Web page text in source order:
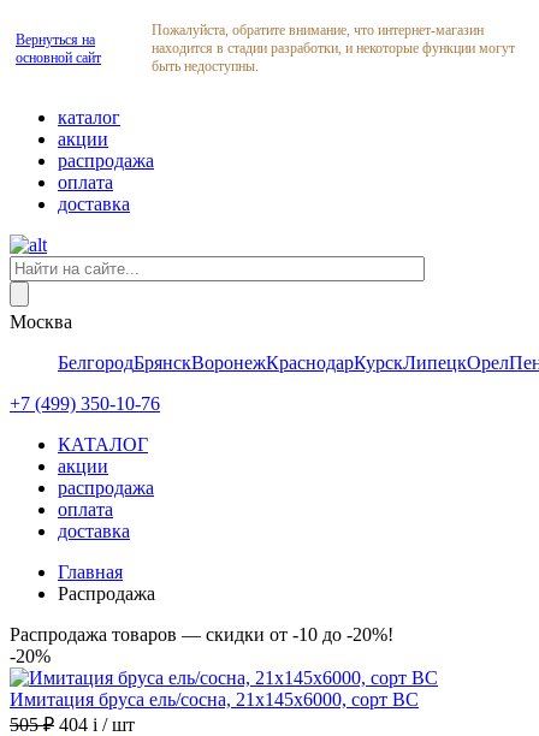
Вернуться на
основной сайт
Пожалуйста, обратите внимание, что интернет-магазин
находится в стадии разработки, и некоторые функции могут
быть недоступны.
каталог
акции
распродажа
оплата
доставка
Москва
БелгородБрянскВоронежКраснодарКурскЛипецкОрел
+7 (499) 350-10-76
КАТАЛОГ
акции
распродажа
оплата
доставка
Главная
Распродажа
Распродажа товаров — скидки от -10 до -20%!
-20%
Имитация бруса ель/сосна, 21х145х6000, сорт ВС
505 ₽ 404 i / шт